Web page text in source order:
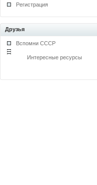
Регистрация
Друзья
Вспомни СССР
Интересные ресурсы